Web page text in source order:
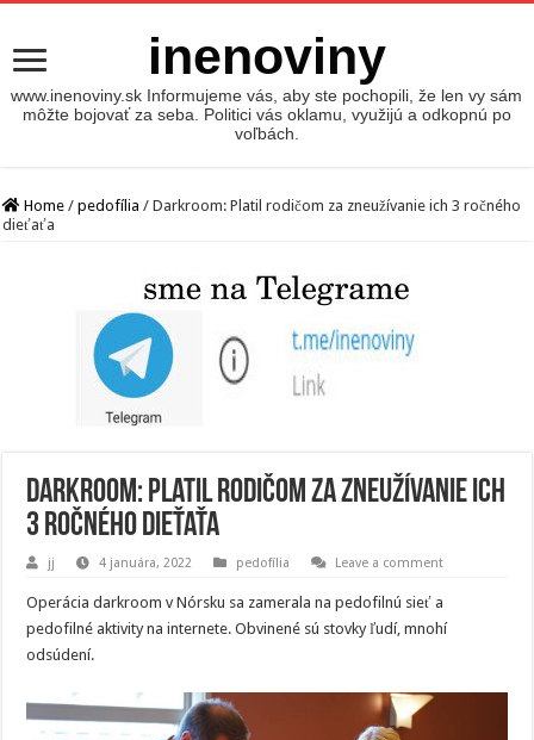
inenoviny
www.inenoviny.sk Informujeme vás, aby ste pochopili, že len vy sám
môžte bojovať za seba. Politici vás oklamu, využijú a odkopnú po
voľbách.
Home / pedofília / Darkroom: Platil rodičom za zneužívanie ich 3 ročného
dieťaťa
Darkroom: Platil rodičom za zneužívanie ich
3 ročného dieťaťa
jj 4 januára, 2022 pedofília Leave a comment
Operácia darkroom v Nórsku sa zamerala na pedofilnú sieť a
pedofilné aktivity na internete. Obvinené sú stovky ľudí, mnohí
odsúdení.